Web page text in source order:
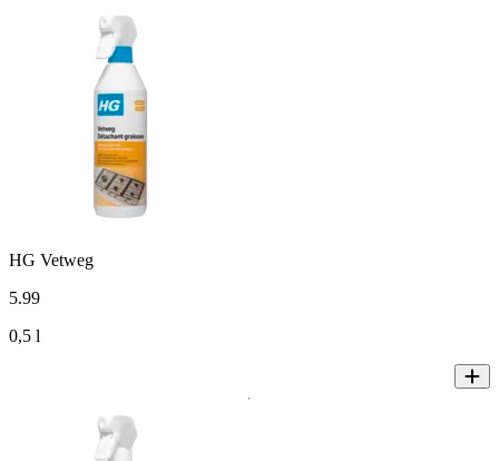
HG Vetweg
5.99
0,5 l